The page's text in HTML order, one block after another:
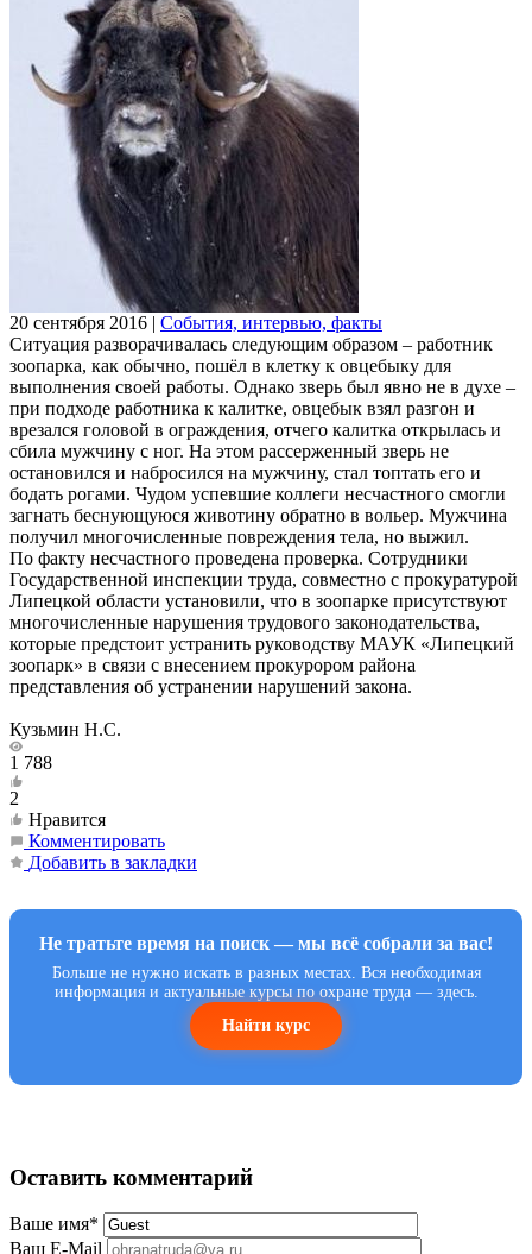
20 сентября 2016 | События, интервью, факты
Ситуация разворачивалась следующим образом – работник
зоопарка, как обычно, пошёл в клетку к овцебыку для
выполнения своей работы. Однако зверь был явно не в духе –
при подходе работника к калитке, овцебык взял разгон и
врезался головой в ограждения, отчего калитка открылась и
сбила мужчину с ног. На этом рассерженный зверь не
остановился и набросился на мужчину, стал топтать его и
бодать рогами. Чудом успевшие коллеги несчастного смогли
загнать беснующуюся животину обратно в вольер. Мужчина
получил многочисленные повреждения тела, но выжил.
По факту несчастного проведена проверка. Сотрудники
Государственной инспекции труда, совместно с прокуратурой
Липецкой области установили, что в зоопарке присутствуют
многочисленные нарушения трудового законодательства,
которые предстоит устранить руководству МАУК «Липецкий
зоопарк» в связи с внесением прокурором района
представления об устранении нарушений закона.
Кузьмин Н.С.
1 788
2
Нравится
Комментировать
Добавить в закладки
Не тратьте время на поиск — мы всё собрали за вас!
Больше не нужно искать в разных местах. Вся необходимая
информация и актуальные курсы по охране труда — здесь.
Найти курс
Оставить комментарий
Ваше имя*
Ваш E-Mail